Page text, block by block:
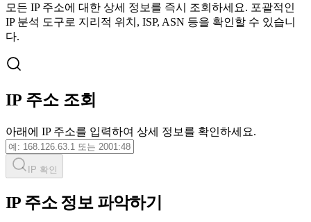
모든 IP 주소에 대한 상세 정보를 즉시 조회하세요. 포괄적인
IP 분석 도구로 지리적 위치, ISP, ASN 등을 확인할 수 있습니
다.
IP 주소 조회
아래에 IP 주소를 입력하여 상세 정보를 확인하세요.
IP 확인
IP 주소 정보 파악하기